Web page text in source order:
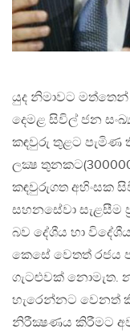
යුද නිමාවට
දෙමළ සිවිල් ජන
කඳවුරු තුළට පැමිණ
ලක්‍ෂ
කඳවුරුගත අහිංසක
සහනසේවා සැළසීම
බව දේශීය හා
කෙසේ වෙතත් රජය
ගැටළුවක් නොමැත.
හැරෙන්නට වෙනත්
නිරීක්‍ෂණය කිරීමට